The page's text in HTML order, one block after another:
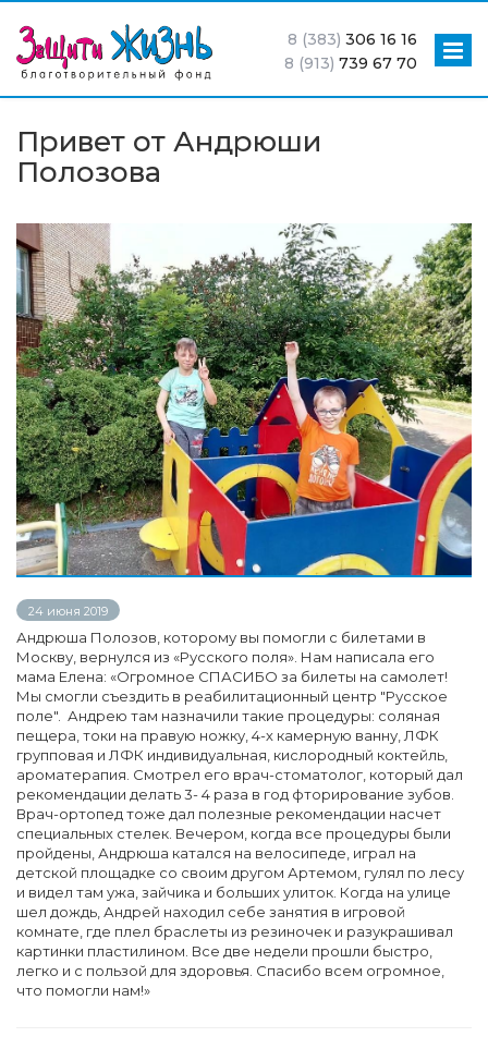
8 (383) 306 16 16
8 (913) 739 67 70
Привет от Андрюши
Полозова
24 июня 2019
Андрюша Полозов, которому вы помогли с билетами в
Москву, вернулся из «Русского поля». Нам написала его
мама Елена: «Огромное СПАСИБО за билеты на самолет!
Мы смогли съездить в реабилитационный центр "Русское
поле". Андрею там назначили такие процедуры: соляная
пещера, токи на правую ножку, 4-х камерную ванну, ЛФК
групповая и ЛФК индивидуальная, кислородный коктейль,
ароматерапия. Смотрел его врач-стоматолог, который дал
рекомендации делать 3- 4 раза в год фторирование зубов.
Врач-ортопед тоже дал полезные рекомендации насчет
специальных стелек. Вечером, когда все процедуры были
пройдены, Андрюша катался на велосипеде, играл на
детской площадке со своим другом Артемом, гулял по лесу
и видел там ужа, зайчика и больших улиток. Когда на улице
шел дождь, Андрей находил себе занятия в игровой
комнате, где плел браслеты из резиночек и разукрашивал
картинки пластилином. Все две недели прошли быстро,
легко и с пользой для здоровья. Спасибо всем огромное,
что помогли нам!»